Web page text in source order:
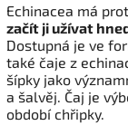
Echinacea má
začít ji užívat
Dostupná je ve
také čaje z
šípky jako
a šalvěj. Čaj je
období chřipky.